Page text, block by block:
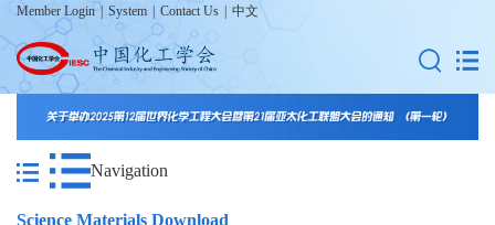
Member Login | System Contact Us 中文
Navigation
Science Materials Download